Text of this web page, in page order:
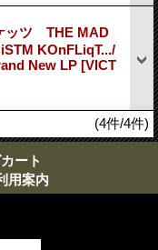
ッツ THE MAD
KOnFLiqT.../
New LP [VICT
(4件/4件)
ート
用案内